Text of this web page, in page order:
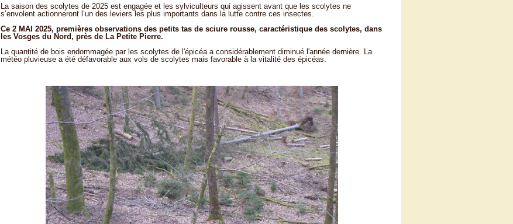
La saison des scolytes de 2025 est engagée et les sylviculteurs qui agissent avant que les scolytes ne
s’envolent actionneront l’un des leviers les plus importants dans la lutte contre ces insectes.
Ce 2 MAI 2025, premières observations des petits tas de sciure rousse, caractéristique des scolytes, dans
les Vosges du Nord, près de La Petite Pierre.
La quantité de bois endommagée par les scolytes de l'épicéa a considérablement diminué l'année dernière. La
météo pluvieuse a été défavorable aux vols de scolytes mais favorable à la vitalité des épicéas.